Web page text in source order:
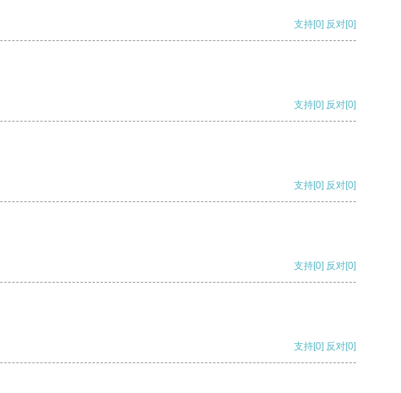
支持[0] 反对[0]
支持[0] 反对[0]
支持[0] 反对[0]
支持[0] 反对[0]
支持[0] 反对[0]